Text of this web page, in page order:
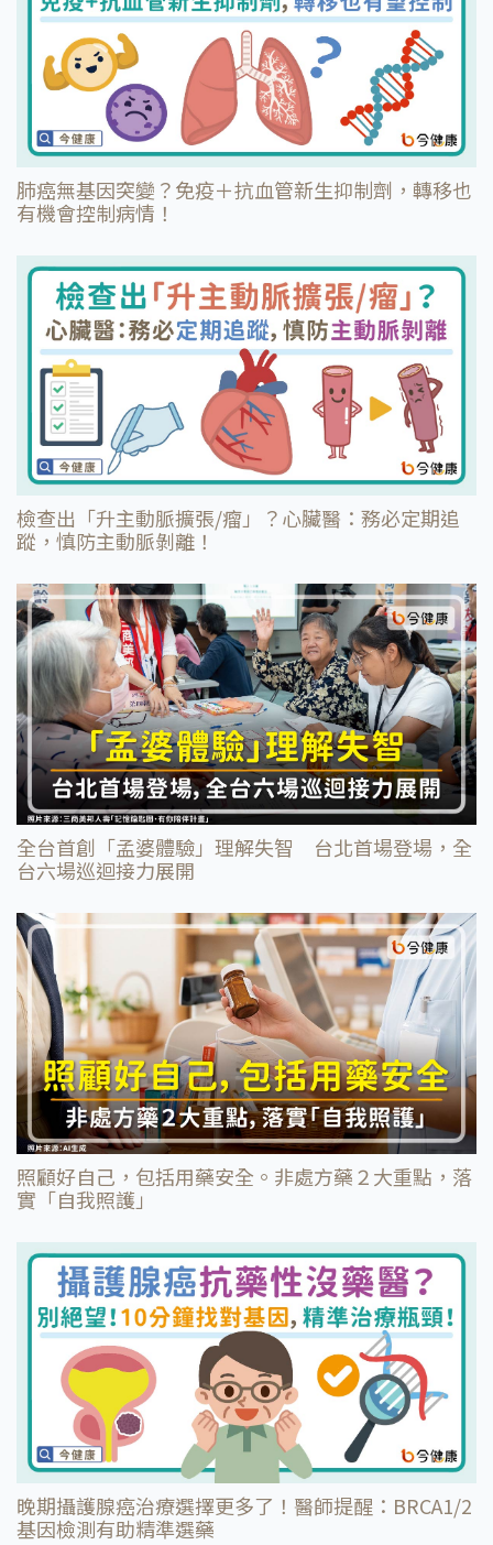
肺癌無基因突變？免疫＋抗血管新生抑制劑，轉移也
有機會控制病情！
檢查出「升主動脈擴張/瘤」？心臟醫：務必定期追
蹤，慎防主動脈剝離！
全台首創「孟婆體驗」理解失智 台北首場登場，全
台六場巡迴接力展開
照顧好自己，包括用藥安全。非處方藥２大重點，落
實「自我照護」
晚期攝護腺癌治療選擇更多了！醫師提醒：BRCA1/2
基因檢測有助精準選藥